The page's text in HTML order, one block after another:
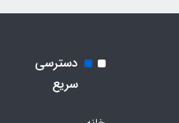
دسترسی
سریع